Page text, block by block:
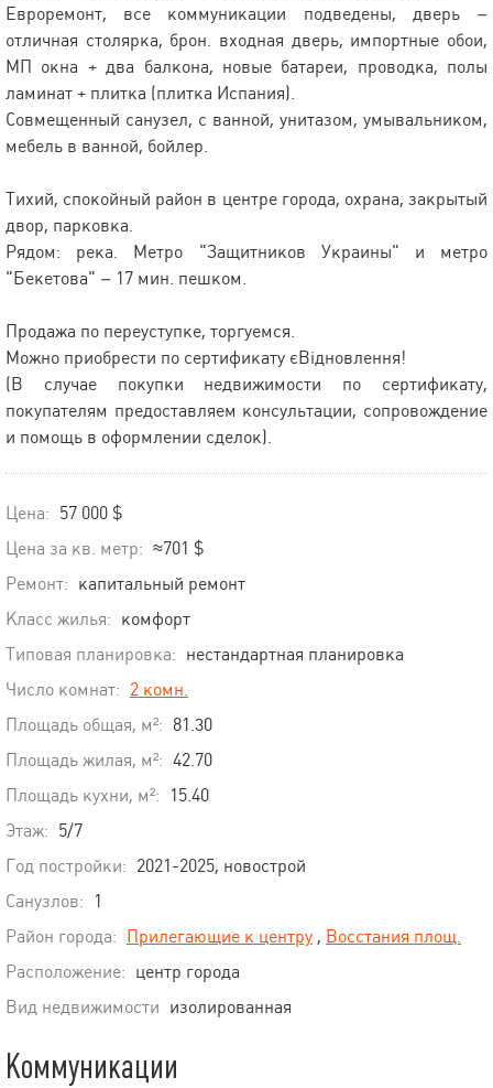
Евроремонт, все коммуникации подведены, дверь –
отличная столярка, брон. входная дверь, импортные обои,
МП окна + два балкона, новые батареи, проводка, полы
ламинат + плитка (плитка Испания).
Совмещенный санузел, с ванной, унитазом, умывальником,
мебель в ванной, бойлер.
Тихий, спокойный район в центре города, охрана, закрытый
двор, парковка.
Рядом: река. Метро "Защитников Украины" и метро
"Бекетова" – 17 мин. пешком.
Продажа по переуступке, торгуемся.
Можно приобрести по сертификату єВідновлення!
(В случае покупки недвижимости по сертификату,
покупателям предоставляем консультации, сопровождение
и помощь в оформлении сделок).
Цена: 57 000 $
Цена за кв. метр: ≈701 $
Ремонт: капитальный ремонт
Класс жилья: комфорт
Типовая планировка: нестандартная планировка
Число комнат: 2 комн.
Площадь общая, м²: 81.30
Площадь жилая, м²: 42.70
Площадь кухни, м²:
15.40
Этаж: 5/7
Год постройки: 2021-2025, новострой
Санузлов:
1
Район города: Прилегающие к центру , Восстания площ.
Расположение: центр города
Вид недвижимости изолированная
Коммуникации